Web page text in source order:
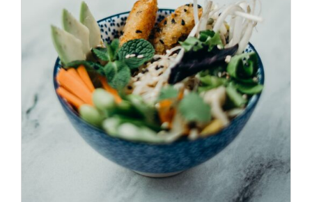
ADD TO CART / DÉTAILS